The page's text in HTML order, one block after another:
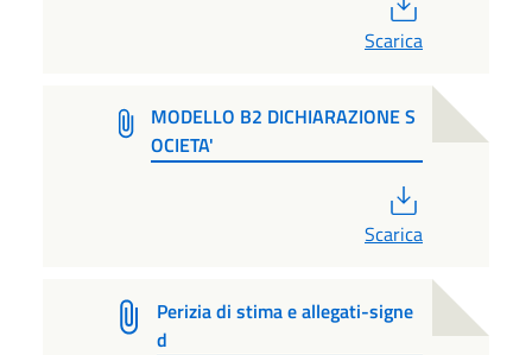
Scarica
MODELLO B2 DICHIARAZIONE S
OCIETA'
Scarica
Perizia di stima e allegati-signe
d